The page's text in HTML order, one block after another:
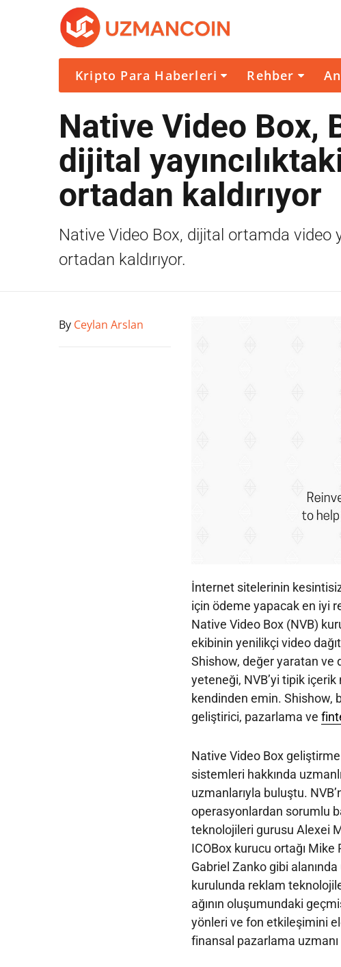
Kripto Para Haberleri Rehber
Native Video Box,
dijital
ortadan kaldırıyor
Native Video Box, dijital ortamda video
ortadan kaldırıyor.
By Ceylan Arslan
İnternet sitelerinin
için ödeme yapacak en iyi
Native Video Box (NVB)
ekibinin yenilikçi video
Shishow, değer yaratan ve
yeteneği, NVB’yi tipik içerik
kendinden emin. Shishow,
geliştirici, pazarlama ve
Native Video Box
sistemleri hakkında
uzmanlarıyla buluştu.
operasyonlardan sorumlu
teknolojileri gurusu Alexei
ICOBox kurucu ortağı Mike
Gabriel Zanko gibi
kurulunda reklam
ağının oluşumundaki
yönleri ve fon etkileşimini
finansal pazarlama